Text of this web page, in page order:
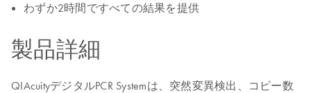
わずか2時間ですべての結果を提供
製品詳細
QIAcuityデジタルPCR Systemは、突然変異検出、コピー数